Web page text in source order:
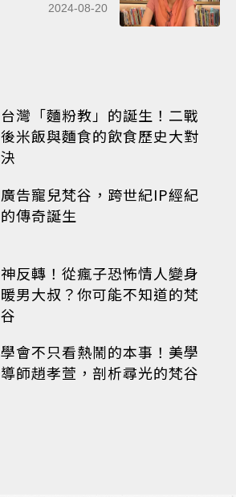
2024-08-20
台灣「麵粉教」的誕生！二戰
後米飯與麵食的飲食歷史大對
決
廣告寵兒梵谷，跨世紀IP經紀
的傳奇誕生
神反轉！從瘋子恐怖情人變身
暖男大叔？你可能不知道的梵
谷
學會不只看熱鬧的本事！美學
導師趙孝萱，剖析尋光的梵谷